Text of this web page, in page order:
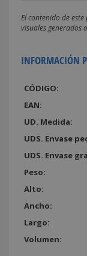
El contenido de
visuales generados
INFORMACIÓN
CÓDIGO:
EAN:
UD. Medida:
UDS. Envase
UDS. Envase
Peso:
Alto:
Ancho:
Largo:
Volumen: